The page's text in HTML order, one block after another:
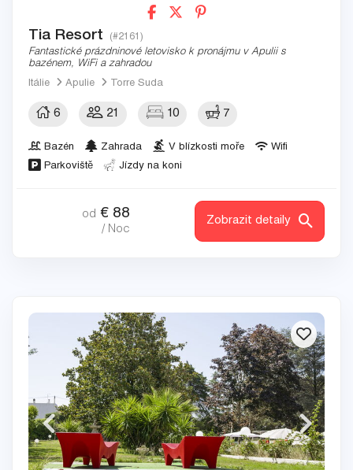
Tia Resort (#2161)
Fantastické prázdninové letovisko k pronájmu v Apulii s
bazénem, WiFi a zahradou
Itálie
Apulie Torre Suda
6 21 10 7
Bazén Zahrada V blízkosti moře
Wifi
Parkoviště
Jízdy na koni
od € 88
/ Noc
Zobrazit detaily